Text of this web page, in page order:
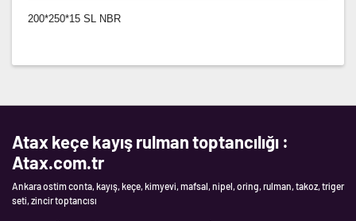
200*250*15 SL NBR
Atax keçe kayış rulman toptancılığı :
Atax.com.tr
Ankara ostim conta, kayış, keçe, kimyevi, mafsal, nipel, oring, rulman, takoz, triger
seti, zincir toptancısı